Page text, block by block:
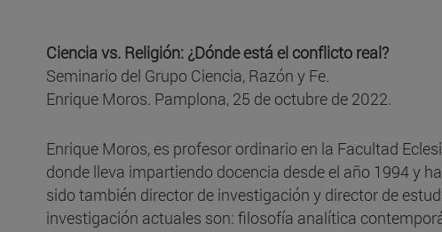
Ciencia vs. Religión: ¿Dónde está el conflicto real?
Seminario del Grupo Ciencia, Razón y Fe.
Enrique Moros. Pamplona, 25 de octubre de 2022.
Enrique Moros, es profesor ordinario en la Facultad
donde lleva impartiendo docencia desde el año 1994 y
sido también director de investigación y director de
investigación actuales son: filosofía analítica